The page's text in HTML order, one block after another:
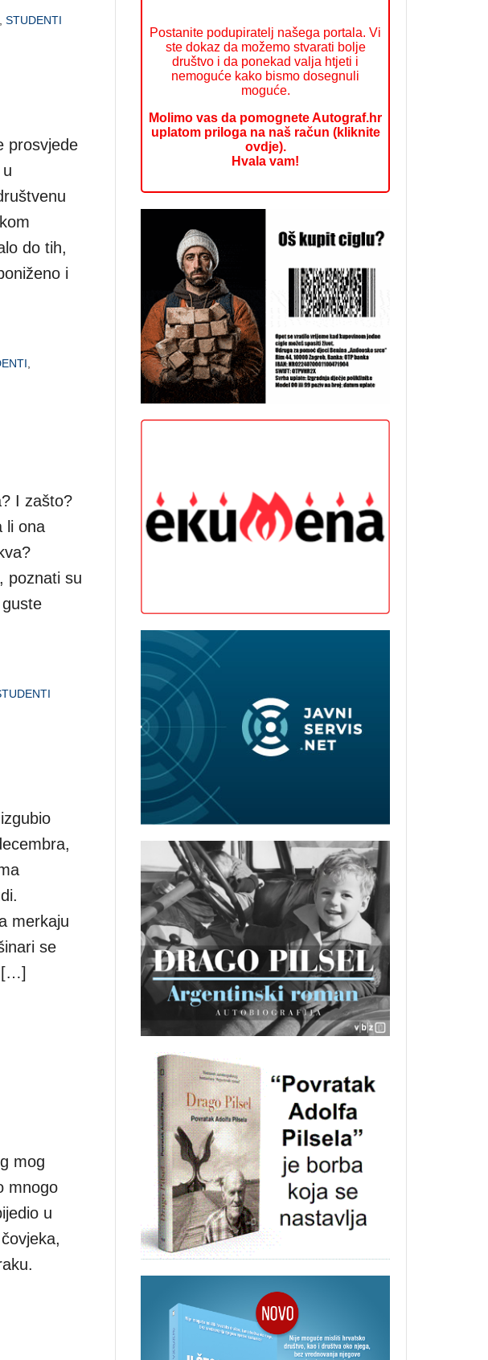
STUDENTI
prosvjede
do tih,
i
I zašto?
li ona
poznati su
merkaju
se
[…]
mog
mnogo
u
Postanite podupiratelj našega portala. Vi
ste dokaz da možemo stvarati bolje
društvo i da ponekad valja htjeti i
nemoguće kako bismo dosegnuli
moguće.
Molimo vas da pomognete Autograf.hr
uplatom priloga na naš račun (kliknite
ovdje).
Hvala vam!